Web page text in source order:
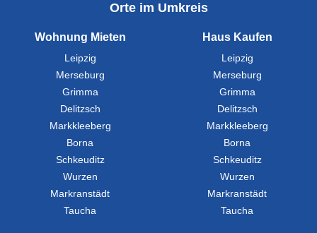
Orte im Umkreis
Wohnung Mieten
Leipzig
Merseburg
Grimma
Delitzsch
Markkleeberg
Borna
Schkeuditz
Wurzen
Markranstädt
Taucha
Haus Kaufen
Leipzig
Merseburg
Grimma
Delitzsch
Markkleeberg
Borna
Schkeuditz
Wurzen
Markranstädt
Taucha